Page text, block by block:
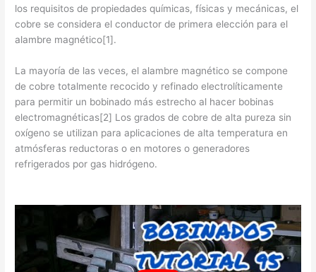
los requisitos de propiedades químicas, físicas y mecánicas, el
cobre se considera el conductor de primera elección para el
alambre magnético[1].
La mayoría de las veces, el alambre magnético se compone
de cobre totalmente recocido y refinado electrolíticamente
para permitir un bobinado más estrecho al hacer bobinas
electromagnéticas[2] Los grados de cobre de alta pureza sin
oxígeno se utilizan para aplicaciones de alta temperatura en
atmósferas reductoras o en motores o generadores
refrigerados por gas hidrógeno.